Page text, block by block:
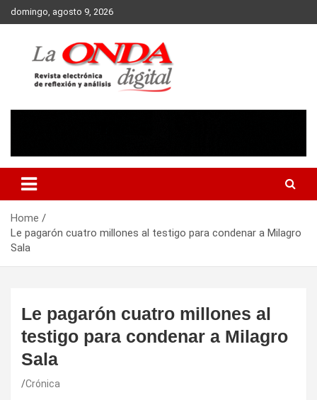
Skip
to
domingo, agosto 9, 2026
Home
Le pagarón cuatro millones al testigo para condenar a Milagro
Sala
Le pagarón cuatro millones al
testigo para condenar a Milagro
Sala
Crónica